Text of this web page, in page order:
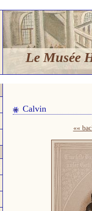
Le Musée
Calvin
««